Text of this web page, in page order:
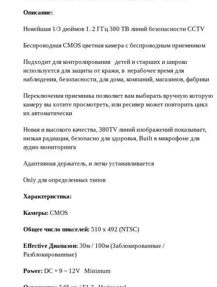
Описание:
Новейшая 1/3 дюймов 1. 2 ГГц 380 ТВ линий безопасности CCTV
Беспроводная CMOS цветная камера с беспроводным приемником
Подходит для контролирования детей и старших и широко
используется для защиты от кражи, в нерабочее время для
наблюдения, безопасности, для дома, компаний, магазинов, фабрики
Переключения приемника позволяет вам выбирать вручную которую
камеру вы хотите просмотреть, или ресивер может повторить цикл
их автоматически
Новая и высокого качества, 380TV линий изображений показывает,
низкая радиация, безопасно для здоровья, Built в микрофоне для
аудио мониторинга
Адаптивная держатель, и легко устанавливается
Only для определенных типов
Характеристика:
Камеры: CMOS
Общее число пикселей: 510 х 492 (NTSC)
Effective Диапазон: 30м / 100м (Заблокированные /
Разблокированные)
Power: DC + 9 ~ 12V Minimum